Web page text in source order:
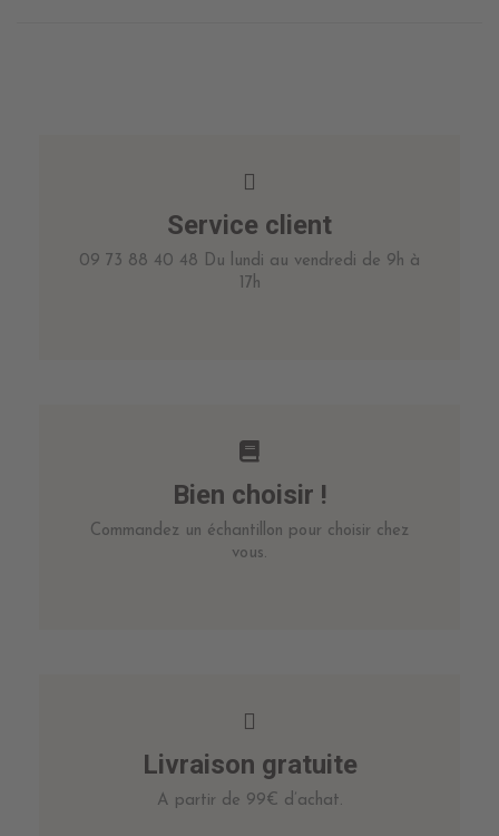
Service client
09 73 88 40 48 Du lundi au vendredi de 9h à
17h
Bien choisir !
Commandez un échantillon pour choisir chez
vous.
Livraison gratuite
A partir de 99€ d’achat.